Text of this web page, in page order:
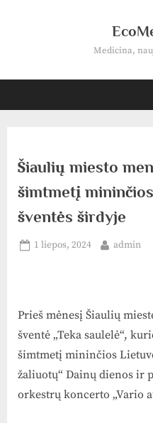
Medicina,
Šiaulių miesto
šimtmetį
šventės širdyje
Posted
1 liepos, 2024 By
admin
Prieš mėnesį Šiaulių
šventė „Teka saulelė“,
šimtmetį mininčios
žaliuotų“ Dainų dienos ir
orkestrų koncerto „Vario